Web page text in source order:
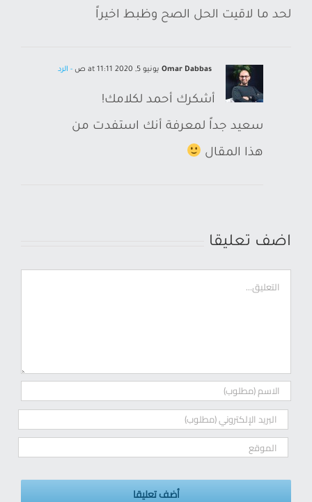
لحد ما لاقيت الحل الصح وظبط اخيراً
Omar Dabbas يونيو 5, 2020 at 11:11 ص - الرد
أشكرك أحمد لكلامك!
سعيد جداً لمعرفة أنك استفدت من
هذا المقال
اضف تعليقا